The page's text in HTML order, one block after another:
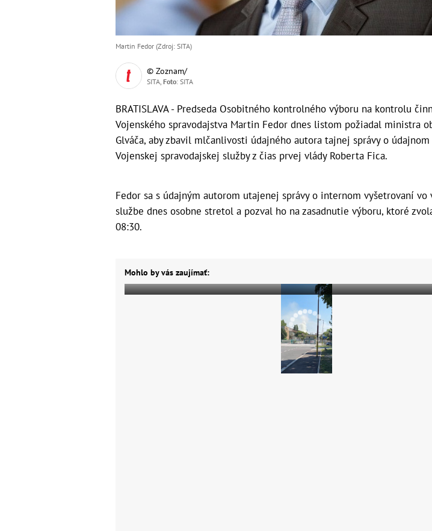
Martin Fedor (Zdroj: SITA)
© Zoznam/
SITA, Foto: SITA
BRATISLAVA - Predseda Osobitného kontrolného výboru na kontrolu
Vojenského spravodajstva Martin Fedor dnes listom požiadal ministra
Glváča, aby zbavil mlčanlivosti údajného autora tajnej správy o
Vojenskej spravodajskej služby z čias prvej vlády Roberta Fica.
Fedor sa s údajným autorom utajenej správy o internom vyšetrovaní vo
službe dnes osobne stretol a pozval ho na zasadnutie výboru, ktoré
08:30.
Mohlo by vás zaujímať: